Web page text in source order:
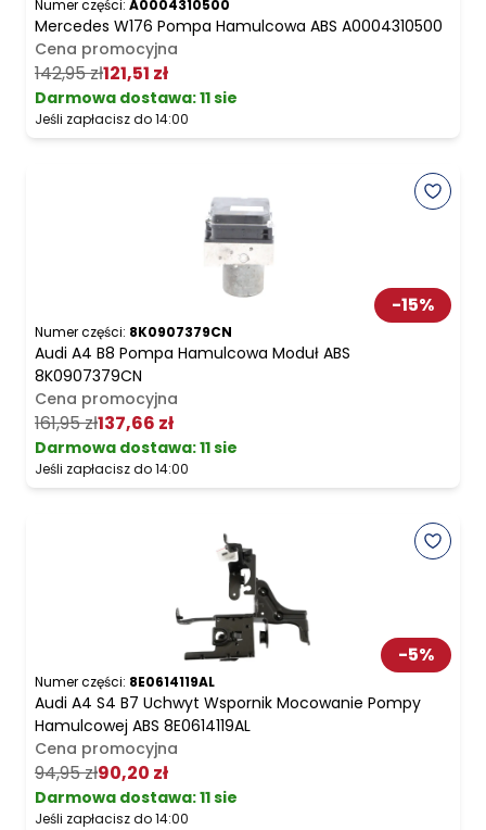
Numer części: A0004310500
Mercedes W176 Pompa Hamulcowa ABS A0004310500
Cena promocyjna
142,95 zł121,51 zł
Darmowa dostawa:11 sie
Jeśli zapłacisz do 14:00
-15%
Numer części: 8K0907379CN
Audi A4 B8 Pompa Hamulcowa Moduł ABS
8K0907379CN
Cena promocyjna
161,95 zł137,66 zł
Darmowa dostawa:11 sie
Jeśli zapłacisz do 14:00
-5%
Numer części: 8E0614119AL
Audi A4 S4 B7 Uchwyt Wspornik Mocowanie Pompy
Hamulcowej ABS 8E0614119AL
Cena promocyjna
94,95 zł90,20 zł
Darmowa dostawa:11 sie
Jeśli zapłacisz do 14:00